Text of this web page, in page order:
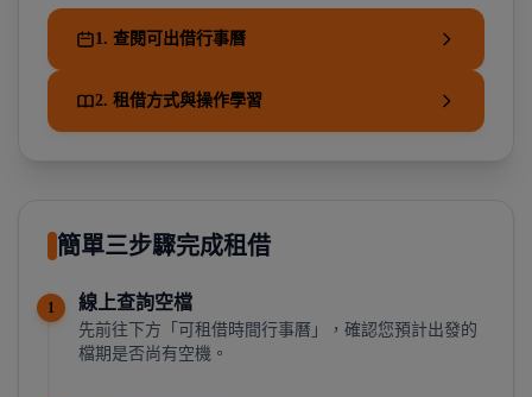
1. 查閱可出借行事曆
2. 租借方式與操作學習
簡單三步驟完成租借
1 線上查詢空檔
先前往下方「可租借時間行事曆」，確認您預計出發的
檔期是否尚有空機。